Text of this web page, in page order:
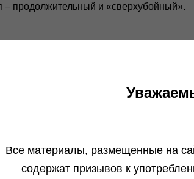
– продолжительный и «сверхубойный».
Отзывы
Все материалы, размещенные на
содержат призывов к